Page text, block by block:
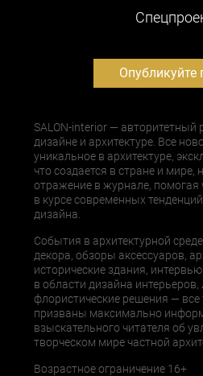
Опубликуйте
SALON-interior — авторитетный
дизайне и архитектуре. Все
уникальное в архитектуре,
что создается в стране и мире,
отражение в журнале, помогая
в курсе современных
дизайна.
События в архитектурной
декора, обзоры аксессуаров,
исторические здания,
в области дизайна
флористические решения —
призваны максимально
взыскательного читателя об
творческом мире частной
Возрастное ограничение 16+